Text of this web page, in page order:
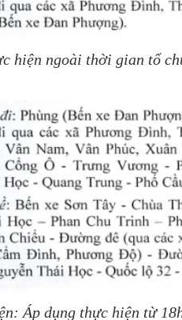
hiện ngoài thời gian tổ
Áp dụng thực hiện từ